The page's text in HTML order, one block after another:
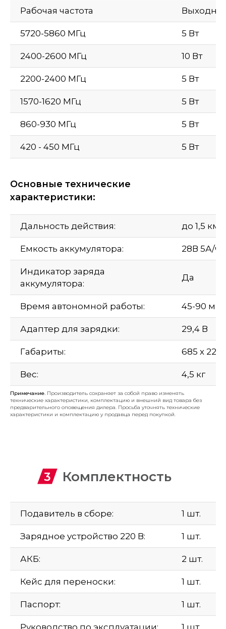
Рабочая частота
5720-5860 МГц 5 Вт
2400-2600 МГц 10 Вт
2200-2400 МГц 5 Вт
1570-1620 МГц 5 Вт
860-930 МГц 5 Вт
420 - 450 МГц 5 Вт
Основные технические
характеристики:
Дальность действия: до 1,5 км
Емкость аккумулятора: 28В 5А/ч
Индикатор заряда
аккумулятора:
Да
Время автономной работы: 45-90
Адаптер для зарядки: 29,4 В
Габариты: 685 х 225
Вес: 4,5 кг
Примечание. Производитель сохраняет за собой право изменять
технические характеристики, комплектацию и внешний вид товара без
предварительного оповещения дилера. Просьба уточнять технические
характеристики и комплектацию у продавца перед покупкой.
Комплектность
Подавитель в сборе: 1 шт.
Зарядное устройство 220 В: 1 шт.
АКБ: 2 шт.
Кейс для переноски: 1 шт.
Паспорт: 1 шт.
Руководство по эксплуатации: 1 шт.